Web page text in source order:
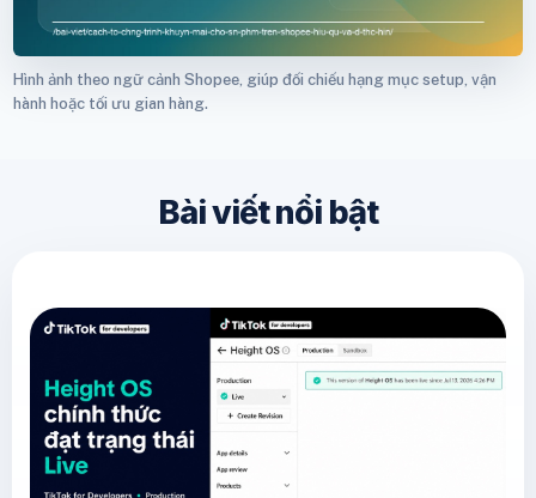
Hình ảnh theo ngữ cảnh Shopee, giúp đối chiếu hạng mục setup, vận
hành hoặc tối ưu gian hàng.
Bài viết nổi bật